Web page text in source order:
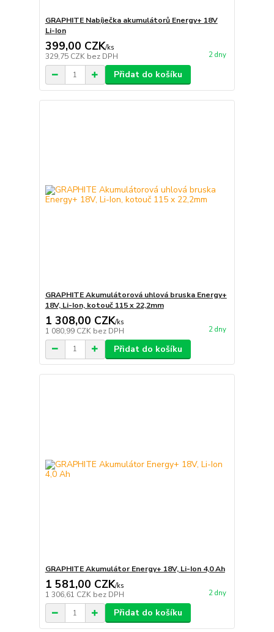
GRAPHITE Nabíječka akumulátorů Energy+ 18V
Li-Ion
399,00 CZK/ks
329,75 CZK bez DPH 2 dny
Přidat do košíku
GRAPHITE Akumulátorová uhlová bruska Energy+
18V, Li-Ion, kotouč 115 x 22,2mm
1 308,00 CZK/ks
1 080,99 CZK bez DPH 2 dny
Přidat do košíku
GRAPHITE Akumulátor Energy+ 18V, Li-Ion 4,0 Ah
1 581,00 CZK/ks
1 306,61 CZK bez DPH 2 dny
Přidat do košíku